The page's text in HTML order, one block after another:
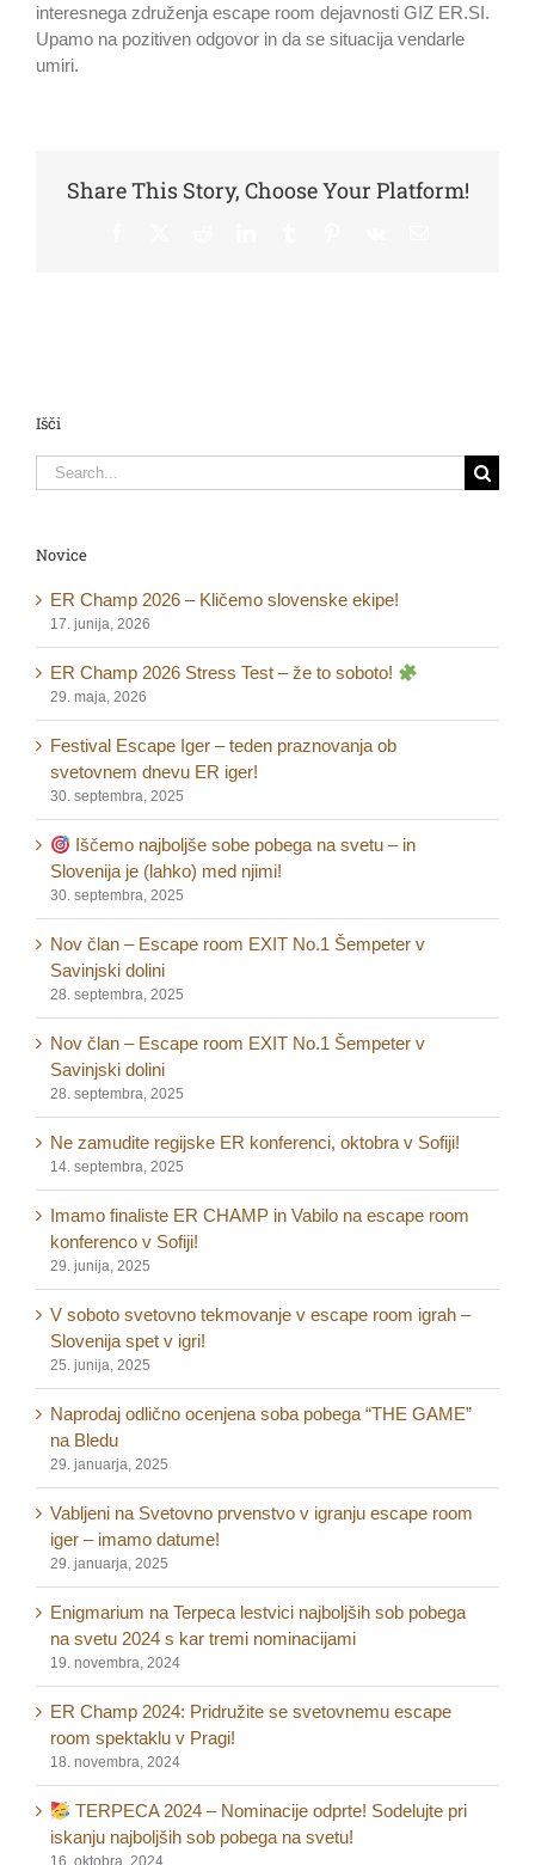
interesnega združenja escape room dejavnosti GIZ ER.SI.
Upamo na pozitiven odgovor in da se situacija vendarle
umiri.
Share This Story, Choose Your Platform!
Išči
Search
for:
Novice
ER Champ 2026 – Kličemo slovenske ekipe!
17. junija, 2026
ER Champ 2026 Stress Test – že to soboto!
29. maja, 2026
Festival Escape Iger – teden praznovanja ob
svetovnem dnevu ER iger!
30. septembra, 2025
Iščemo najboljše sobe pobega na svetu – in
Slovenija je (lahko) med njimi!
30. septembra, 2025
Nov član – Escape room EXIT No.1 Šempeter v
Savinjski dolini
28. septembra, 2025
Nov član – Escape room EXIT No.1 Šempeter v
Savinjski dolini
28. septembra, 2025
Ne zamudite regijske ER konferenci, oktobra v Sofiji!
14. septembra, 2025
Imamo finaliste ER CHAMP in Vabilo na escape room
konferenco v Sofiji!
29. junija, 2025
V soboto svetovno tekmovanje v escape room igrah –
Slovenija spet v igri!
25. junija, 2025
Naprodaj odlično ocenjena soba pobega “THE GAME”
na Bledu
29. januarja, 2025
Vabljeni na Svetovno prvenstvo v igranju escape room
iger – imamo datume!
29. januarja, 2025
Enigmarium na Terpeca lestvici najboljših sob pobega
na svetu 2024 s kar tremi nominacijami
19. novembra, 2024
ER Champ 2024: Pridružite se svetovnemu escape
room spektaklu v Pragi!
18. novembra, 2024
TERPECA 2024 – Nominacije odprte! Sodelujte pri
iskanju najboljših sob pobega na svetu!